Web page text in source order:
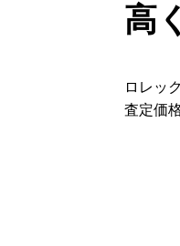
高
ロレッ
査定価